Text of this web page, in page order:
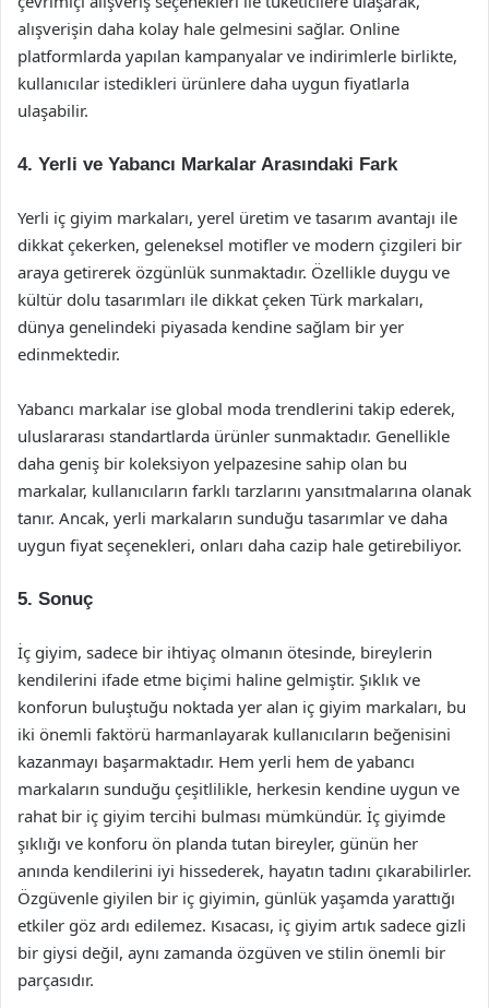
alışverişin daha kolay hale gelmesini sağlar. Online
platformlarda yapılan kampanyalar ve indirimlerle birlikte,
kullanıcılar istedikleri ürünlere daha uygun fiyatlarla
ulaşabilir.
4. Yerli ve Yabancı Markalar Arasındaki Fark
Yerli iç giyim markaları, yerel üretim ve tasarım avantajı ile
dikkat çekerken, geleneksel motifler ve modern çizgileri bir
araya getirerek özgünlük sunmaktadır. Özellikle duygu ve
kültür dolu tasarımları ile dikkat çeken Türk markaları,
dünya genelindeki piyasada kendine sağlam bir yer
edinmektedir.
Yabancı markalar ise global moda trendlerini takip ederek,
uluslararası standartlarda ürünler sunmaktadır. Genellikle
daha geniş bir koleksiyon yelpazesine sahip olan bu
markalar, kullanıcıların farklı tarzlarını yansıtmalarına olanak
tanır. Ancak, yerli markaların sunduğu tasarımlar ve daha
uygun fiyat seçenekleri, onları daha cazip hale getirebiliyor.
5. Sonuç
İç giyim, sadece bir ihtiyaç olmanın ötesinde, bireylerin
kendilerini ifade etme biçimi haline gelmiştir. Şıklık ve
konforun buluştuğu noktada yer alan iç giyim markaları, bu
iki önemli faktörü harmanlayarak kullanıcıların beğenisini
kazanmayı başarmaktadır. Hem yerli hem de yabancı
markaların sunduğu çeşitlilikle, herkesin kendine uygun ve
rahat bir iç giyim tercihi bulması mümkündür. İç giyimde
şıklığı ve konforu ön planda tutan bireyler, günün her
anında kendilerini iyi hissederek, hayatın tadını çıkarabilirler.
Özgüvenle giyilen bir iç giyimin, günlük yaşamda yarattığı
etkiler göz ardı edilemez. Kısacası, iç giyim artık sadece gizli
bir giysi değil, aynı zamanda özgüven ve stilin önemli bir
parçasıdır.